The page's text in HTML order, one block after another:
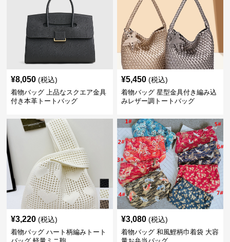
¥8,050 (税込)
着物バッグ 上品なスクエア金具
付き本革トートバッグ
¥5,450 (税込)
着物バッグ 星型金具付き編み込
みレザー調トートバッグ
¥3,220 (税込)
着物バッグ ハート柄編みトート
¥3,080 (税込)
着物バッグ 和風鯉柄巾着袋 大容